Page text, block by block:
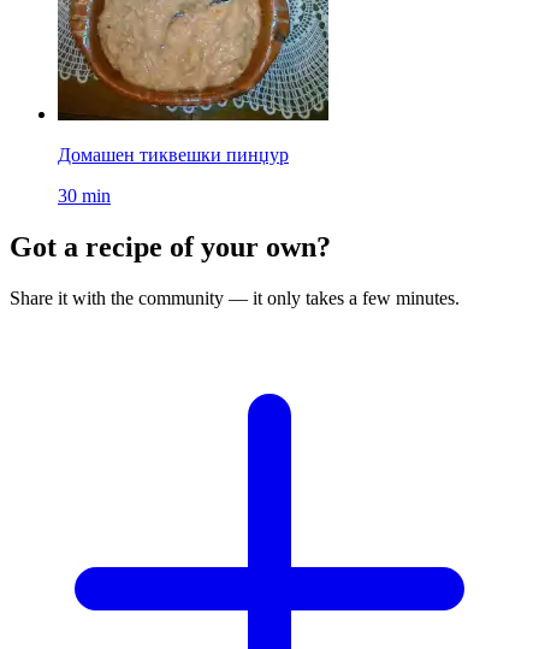
Домашен тиквешки пинџур
30 min
Got a recipe of your own?
Share it with the community — it only takes a few minutes.